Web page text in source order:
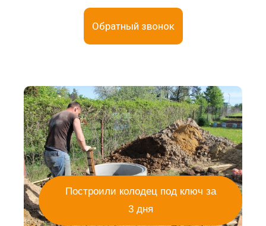
Обратный звонок
Построили колодец под ключ за
3 дня